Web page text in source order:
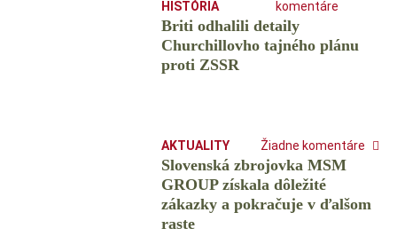
HISTÓRIA
komentáre
Briti odhalili detaily
Churchillovho tajného plánu
proti ZSSR
AKTUALITY Žiadne komentáre
Slovenská zbrojovka MSM
GROUP získala dôležité
zákazky a pokračuje v ďalšom
raste